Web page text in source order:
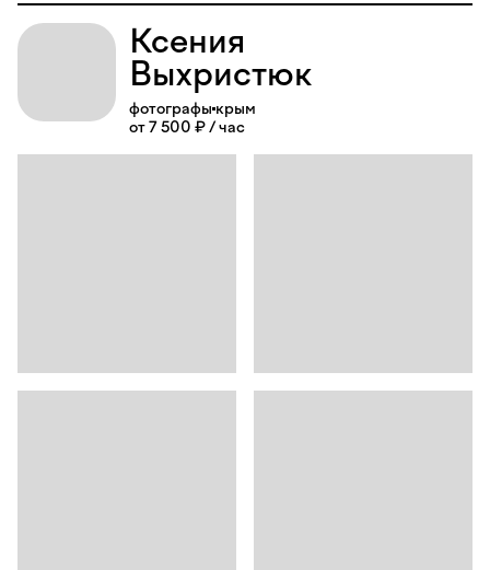
Ксения
Выхристюк
фотографы крым
от 7 500 ₽ / час